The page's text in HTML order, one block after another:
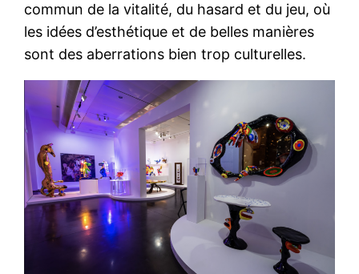
commun de la vitalité, du hasard et du jeu, où
les idées d’esthétique et de belles manières
sont des aberrations bien trop culturelles.